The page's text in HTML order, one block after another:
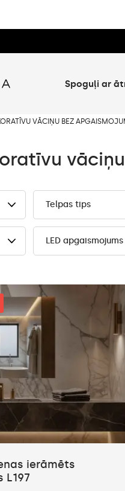
Spoguļi ar
VĀCIŅU BEZ
Telpas tips
LED apgaismojums
ierāmēts
L197